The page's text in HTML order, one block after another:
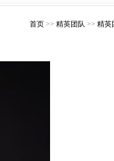
首页>> 精英团队 >> 精英